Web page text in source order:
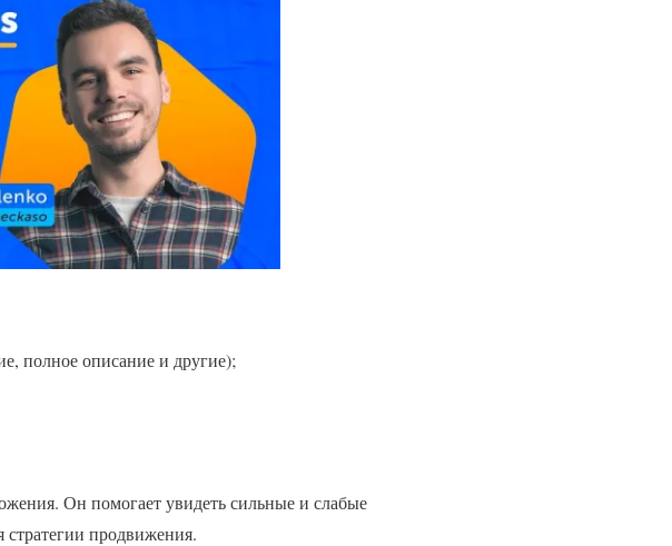
полное описание и другие);
Он помогает увидеть сильные и слабые
стратегии продвижения.